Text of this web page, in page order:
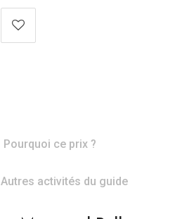
Pourquoi ce prix ?
Autres activités du guide